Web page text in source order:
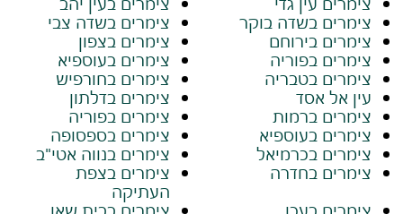
צימרים בשדה בוקר
צימרים בשדה צבי
צימרים בירוחם
צימרים בצפון
צימרים בפוריה
צימרים בעוספיא
צימרים בטבריה
צימרים בחורפיש
עין אל אסד
צימרים בדלתון
צימרים ברמות
צימרים בפוריה
צימרים בעוספיא
צימרים בספסופה
צימרים בכרמיאל
צימרים בנווה אטי"ב
צימרים בחדרה
צימרים בצפת
העתיקה